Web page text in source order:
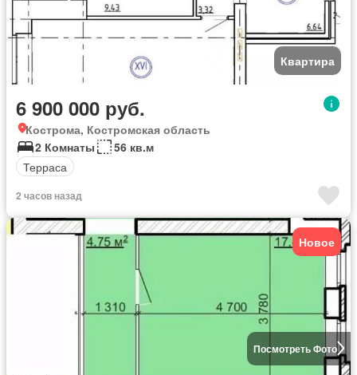
Квартира
6 900 000 руб.
Кострома, Костромская область
2 Комнаты
56 кв.м
Терраса
2 часов назад
Посмотреть Фото
Новое